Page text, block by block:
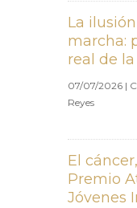
La
marcha:
real de
07/07/2026 |
Reyes
El
Premio
Jóvenes